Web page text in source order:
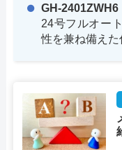
GH-2401ZWH6
24号フルオー
性を兼ね備えた